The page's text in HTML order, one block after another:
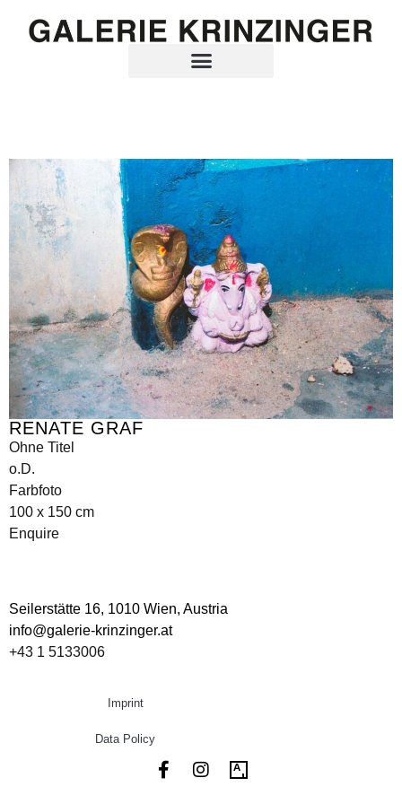
RENATE GRAF
Ohne Titel
o.D.
Farbfoto
100 x 150 cm
Enquire
Seilerstätte 16, 1010 Wien, Austria
info@galerie-krinzinger.at
+43 1 5133006
Imprint
Data Policy